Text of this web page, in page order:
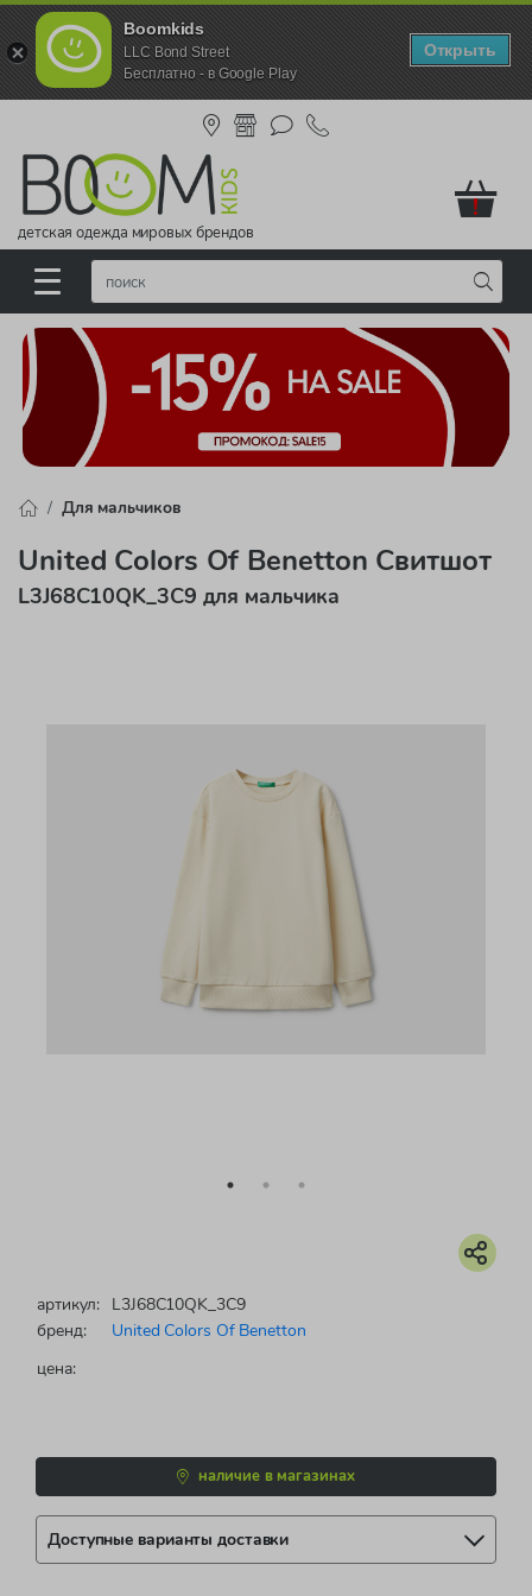
Boomkids
LLC Bond Street
Бесплатно - в Google Play
Открыть
детская одежда мировых брендов
!
Для мальчиков
United Colors Of Benetton Свитшот
L3J68C10QK_3C9 для мальчика
артикул: L3J68C10QK_3C9
бренд:
United Colors Of Benetton
цена:
наличие в магазинах
Доступные варианты доставки